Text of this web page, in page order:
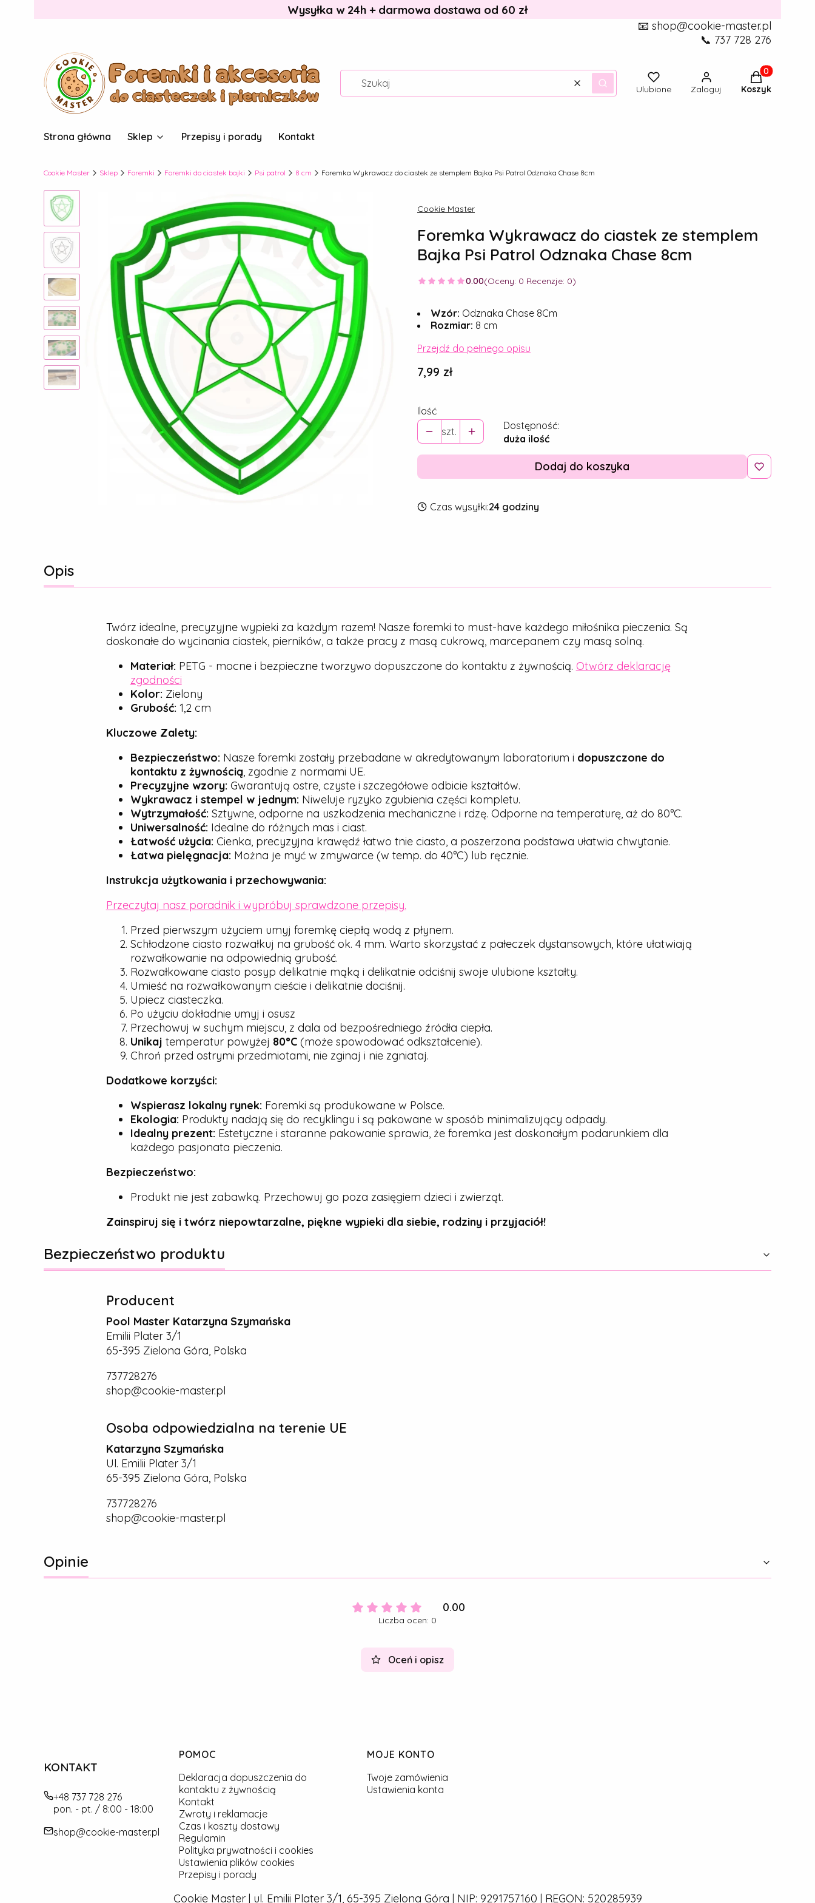
Wysyłka w 24h + darmowa dostawa od 60 zł
📧 shop@cookie-master.pl
📞 737 728 276
WyczyśćSzukaj Ulubione Zaloguj
Produkty w
Koszyk
Strona główna Sklep Przepisy i porady Kontakt
Cookie Master Sklep Foremki Foremki do ciastek bajki Psi patrol 8 cm Foremka Wykrawacz do ciastek ze stemplem Bajka Psi Patrol Odznaka Chase 8cm
Cookie Master
Foremka Wykrawacz do ciastek ze stemplem
Bajka Psi Patrol Odznaka Chase 8cm
0.00(Oceny: 0 Recenzje: 0)
Wzór: Odznaka Chase 8Cm
Rozmiar: 8 cm
Przejdź do pełnego opisu
Cena
7,99 zł
Ilość
szt.
Dostępność:
duża ilość
Dodaj do koszyka
Czas wysyłki:24 godziny
Opis
Twórz idealne, precyzyjne wypieki za każdym razem! Nasze foremki to must-have każdego miłośnika pieczenia. Są
doskonałe do wycinania ciastek, pierników, a także pracy z masą cukrową, marcepanem czy masą solną.
Materiał: PETG - mocne i bezpieczne tworzywo dopuszczone do kontaktu z żywnością. Otwórz deklarację
zgodności
Kolor: Zielony
Grubość: 1,2 cm
Kluczowe Zalety:
Bezpieczeństwo: Nasze foremki zostały przebadane w akredytowanym laboratorium i dopuszczone do
kontaktu z żywnością, zgodnie z normami UE.
Precyzyjne wzory: Gwarantują ostre, czyste i szczegółowe odbicie kształtów.
Wykrawacz i stempel w jednym: Niweluje ryzyko zgubienia części kompletu.
Wytrzymałość: Sztywne, odporne na uszkodzenia mechaniczne i rdzę. Odporne na temperaturę, aż do 80°C.
Uniwersalność: Idealne do różnych mas i ciast.
Łatwość użycia: Cienka, precyzyjna krawędź łatwo tnie ciasto, a poszerzona podstawa ułatwia chwytanie.
Łatwa pielęgnacja: Można je myć w zmywarce (w temp. do 40°C) lub ręcznie.
Instrukcja użytkowania i przechowywania:
Przeczytaj nasz poradnik i wypróbuj sprawdzone przepisy.
Przed pierwszym użyciem umyj foremkę ciepłą wodą z płynem.
Schłodzone ciasto rozwałkuj na grubość ok. 4 mm. Warto skorzystać z pałeczek dystansowych, które ułatwiają
rozwałkowanie na odpowiednią grubość.
Rozwałkowane ciasto posyp delikatnie mąką i delikatnie odciśnij swoje ulubione kształty.
Umieść na rozwałkowanym cieście i delikatnie dociśnij.
Upiecz ciasteczka.
Po użyciu dokładnie umyj i osusz
Przechowuj w suchym miejscu, z dala od bezpośredniego źródła ciepła.
Unikaj temperatur powyżej 80°C(może spowodować odkształcenie).
Chroń przed ostrymi przedmiotami, nie zginaj i nie zgniataj.
Dodatkowe korzyści:
Wspierasz lokalny rynek: Foremki są produkowane w Polsce.
Ekologia: Produkty nadają się do recyklingu i są pakowane w sposób minimalizujący odpady.
Idealny prezent: Estetyczne i staranne pakowanie sprawia, że foremka jest doskonałym podarunkiem dla
każdego pasjonata pieczenia.
Bezpieczeństwo:
Produkt nie jest zabawką. Przechowuj go poza zasięgiem dzieci i zwierząt.
Zainspiruj się i twórz niepowtarzalne, piękne wypieki dla siebie, rodziny i przyjaciół!
Bezpieczeństwo produktu
Producent
Pool Master Katarzyna Szymańska
Emilii Plater 3/1
65-395 Zielona Góra, Polska
737728276
shop@cookie-master.pl
Osoba odpowiedzialna na terenie UE
Katarzyna Szymańska
Ul. Emilii Plater 3/1
65-395 Zielona Góra, Polska
737728276
shop@cookie-master.pl
Opinie
0.00
Liczba ocen: 0
Oceń i opisz
KONTAKT
+48 737 728 276
pon. - pt. / 8:00 - 18:00
shop@cookie-master.pl
Linki w stopce
POMOC
Deklaracja dopuszczenia do
kontaktu z żywnością
Kontakt
Zwroty i reklamacje
Czas i koszty dostawy
Regulamin
Polityka prywatności i cookies
Ustawienia plików cookies
Przepisy i porady
MOJE KONTO
Twoje zamówienia
Ustawienia konta
Cookie Master | ul. Emilii Plater 3/1, 65-395 Zielona Góra | NIP: 9291757160 | REGON: 520285939